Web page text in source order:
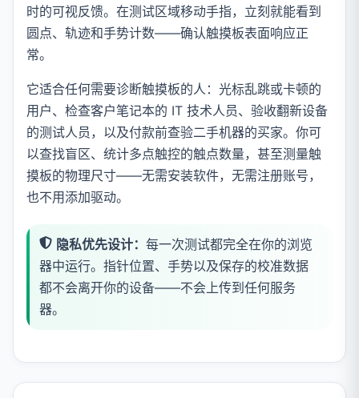
时的可视反馈。在测试区域移动手指，立刻就能看到
圆点、轨迹和手势计数——确认触摸板表面响应正
常。
它适合任何需要诊断触摸板的人：光标乱跳或卡顿的
用户、检查客户笔记本的 IT 技术人员、验收翻新设备
的测试人员，以及付款前查验二手机器的买家。你可
以查找盲区、统计多点触控的触点数量，甚至测量触
摸板的物理尺寸——无需安装软件，无需注册账号，
也不用添加驱动。
隐私优先设计： 每一次测试都完全在你的浏览
器中运行。指针位置、手势以及保存的校准数据
都不会离开你的设备——不会上传到任何服务
器。